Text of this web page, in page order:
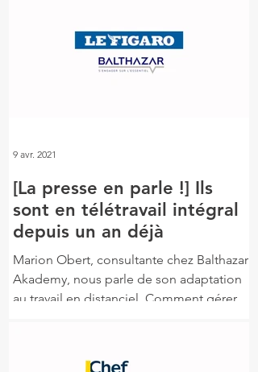
[La presse en parle !] Ils
sont en télétravail intégral
depuis un an déjà
Marion Obert, consultante chez Balthazar
Akademy, nous parle de son adaptation
au travail en distanciel. Comment gérer
9 avr. 2021